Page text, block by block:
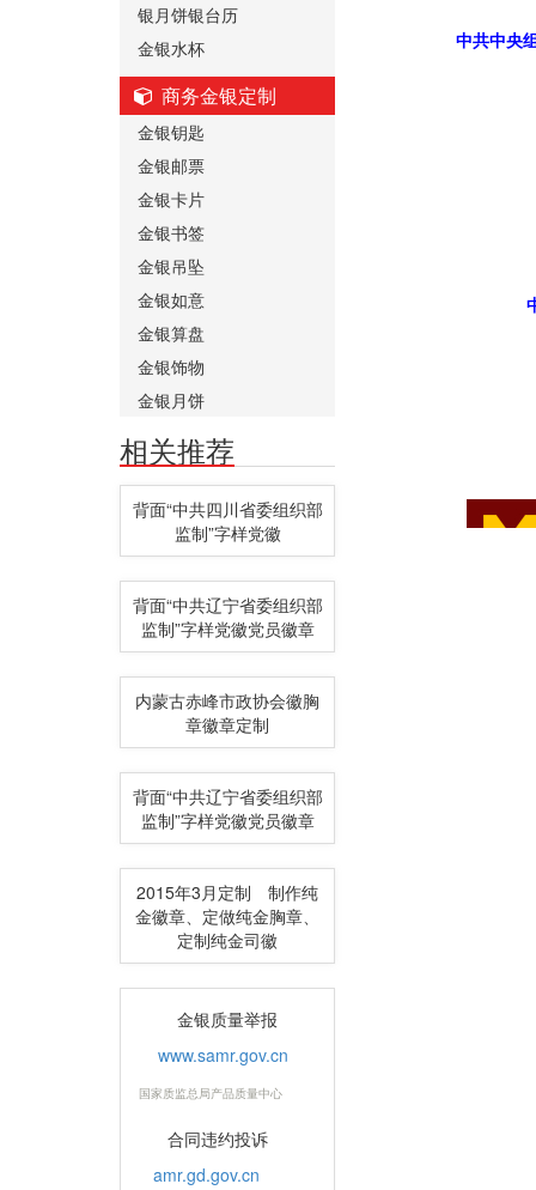
银月饼银台历
金银水杯
商务金银定制
金银钥匙
金银邮票
金银卡片
金银书签
金银吊坠
金银如意
金银算盘
金银饰物
金银月饼
相关推荐
背面“中共四川省委组织部
监制”字样党徽
背面“中共辽宁省委组织部
监制”字样党徽党员徽章
内蒙古赤峰市政协会徽胸
章徽章定制
背面“中共辽宁省委组织部
监制”字样党徽党员徽章
2015年3月定制 制作纯
金徽章、定做纯金胸章、
定制纯金司徽
金银质量举报
www.samr.gov.cn
国家质监总局产品质量中心
合同违约投诉
amr.gd.gov.cn
中共中央